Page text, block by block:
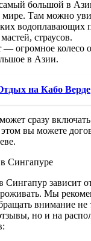
большой в
Там можно
водоплавающих
страусов.
— огромное колесо
в Азии.
на Кабо Верде
сразу
вы можете
Сингапуре
Сингапур зависит
Мы
внимание не
но и на